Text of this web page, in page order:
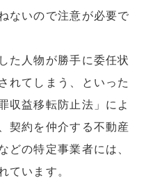
ないので注意が必要で
た人物が勝手に委任状
れてしまう、といった
収益移転防止法」によ
契約を仲介する不動産
どの特定事業者には、
ています。